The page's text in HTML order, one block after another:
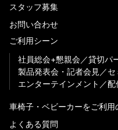
スタッフ募集
お問い合わせ
ご利用シーン
社員総会+懇親会
貸切パ
製品発表会・記者会見
セ
エンターテインメント
配
車椅子・ベビーカーをご利用
よくある質問